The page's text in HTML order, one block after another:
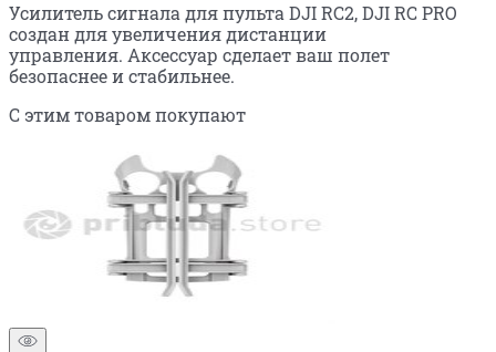
Усилитель сигнала для пульта DJI RC2, DJI RC PRO
создан для увеличения дистанции
управления. Аксессуар сделает ваш полет
безопаснее и стабильнее.
С этим товаром покупают